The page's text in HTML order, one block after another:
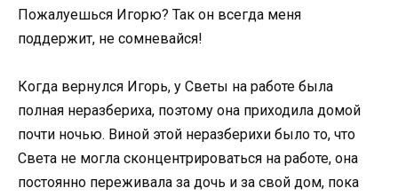
Пожалуешься Игорю? Так он всегда меня
поддержит, не сомневайся!
Когда вернулся Игорь, у Светы на работе была
полная неразбериха, поэтому она приходила домой
почти ночью. Виной этой неразберихи было то, что
Света не могла сконцентрироваться на работе, она
постоянно переживала за дочь и за свой дом, пока